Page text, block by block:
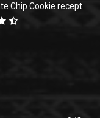
Chip Cookie recept